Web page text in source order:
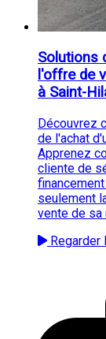
Solutions
l'offre de
à Saint-
Découvrez
de l'achat
Apprenez
cliente de
seulement
vente de sa
Regarder